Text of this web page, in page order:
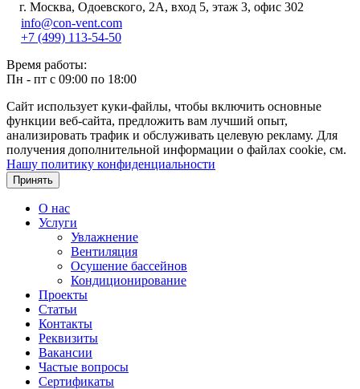
г. Москва, Одоевского, 2А, вход 5, этаж 3, офис 302
info@con-vent.com
+7 (499) 113-54-50
Время работы:
Пн - пт с 09:00 по 18:00
Сайт использует куки-файлы, чтобы включить основные
функции веб-сайта, предложить вам лучший опыт,
анализировать трафик и обслуживать целевую рекламу. Для
получения дополнительной информации о файлах cookie, см.
Нашу политику конфиденциальности
Принять
О нас
Услуги
Увлажнение
Вентиляция
Осушение бассейнов
Кондиционирование
Проекты
Статьи
Контакты
Реквизиты
Вакансии
Частые вопросы
Сертификаты